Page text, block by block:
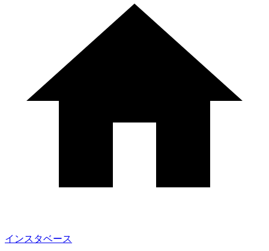
インスタベース